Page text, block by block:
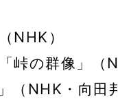
NHK）
峠の群像」（
（NHK・向田